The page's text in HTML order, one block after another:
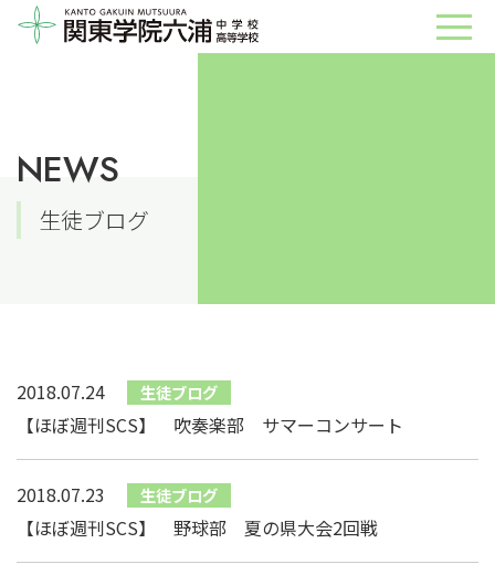
NEWS
生徒ブログ
2018.07.24 生徒ブログ
【ほぼ週刊SCS】 吹奏楽部 サマーコンサート
2018.07.23 生徒ブログ
【ほぼ週刊SCS】 野球部 夏の県大会2回戦